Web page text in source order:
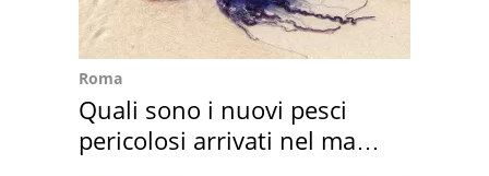
Roma
Quali sono i nuovi pesci
pericolosi arrivati nel mar